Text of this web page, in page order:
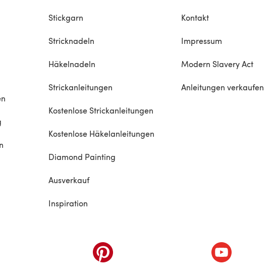
Stickgarn
Stricknadeln
Häkelnadeln
Strickanleitungen
Kostenlose Strickanleitungen
Kostenlose Häkelanleitungen
Diamond Painting
Ausverkauf
Inspiration
Kontakt
Impressum
Modern Slavery Act
Anleitungen verkaufen
sich in einem neuen Tab)(öffnet sich in einem neuen Tab)(öffnet sich in